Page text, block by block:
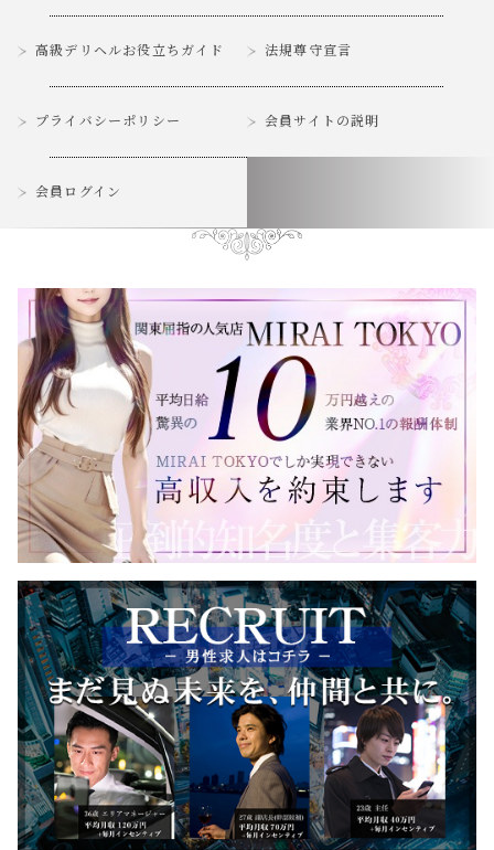
高級デリヘルお役立ちガイド 法規尊守宣言
プライバシーポリシー 会員サイトの説明
会員ログイン